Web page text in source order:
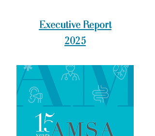
Executive Report
2025